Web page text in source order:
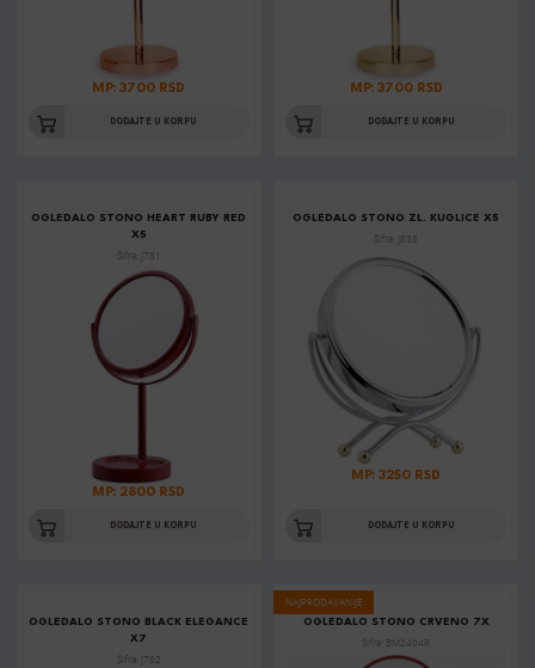
MP: 3700 RSD
DODAJTE U KORPU
MP: 3700 RSD
DODAJTE U KORPU
OGLEDALO STONO HEART RUBY RED
X5
Šifra: J781
MP: 2800 RSD
DODAJTE U KORPU
OGLEDALO STONO ZL. KUGLICE X5
Šifra: J838
MP: 3250 RSD
DODAJTE U KORPU
OGLEDALO STONO BLACK ELEGANCE
X7
Šifra: J782
NAJPRODAVANIJE
OGLEDALO STONO CRVENO 7X
Šifra: BM2404R